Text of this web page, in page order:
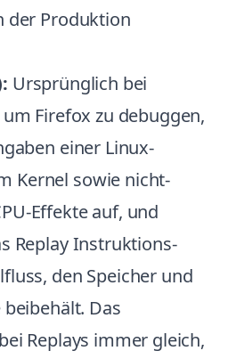
der Produktion
Ursprünglich bei
Firefox zu debuggen,
einer Linux-
Kernel sowie nicht-
Effekte auf, und
Replay Instruktions-
den Speicher und
Das
Replays immer gleich,